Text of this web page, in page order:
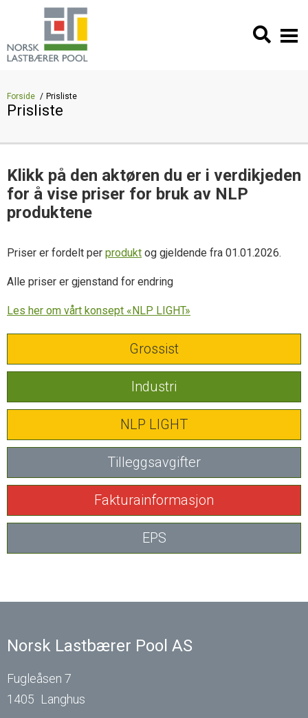
Forside Prisliste
Prisliste
Klikk på den aktøren du er i verdikjeden
for å vise priser for bruk av NLP
produktene
Priser er fordelt per produkt og gjeldende fra 01.01.2026.
Alle priser er gjenstand for endring
Les her om vårt konsept «NLP LIGHT»
Grossist
Industri
NLP LIGHT
Tilleggsavgifter
Fakturainformasjon
EPS
Norsk Lastbærer Pool AS
Fugleåsen 7
1405 Langhus